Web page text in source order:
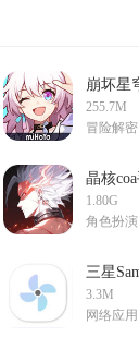
崩坏星
v3.5.0官
255.7M
冒险解密
晶核
v1.4.0最
1.80G
角色扮演
三星
测试软
版
3.3M
网络应用